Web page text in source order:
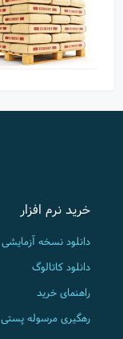
خرید نرم افزار
دانلود نسخه آزمایشی
دانلود کاتالوگ
راهنمای خرید
رهگیری مرسوله پستی